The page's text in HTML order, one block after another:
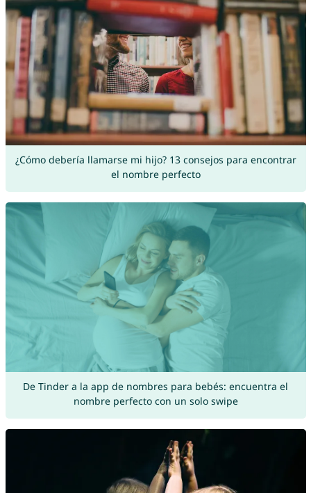
¿Cómo debería llamarse mi hijo? 13 consejos para encontrar
el nombre perfecto
De Tinder a la app de nombres para bebés: encuentra el
nombre perfecto con un solo swipe